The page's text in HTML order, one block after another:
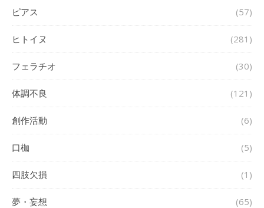
ピアス (57)
ヒトイヌ (281)
フェラチオ (30)
体調不良 (121)
創作活動 (6)
口枷 (5)
四肢欠損 (1)
夢・妄想 (65)